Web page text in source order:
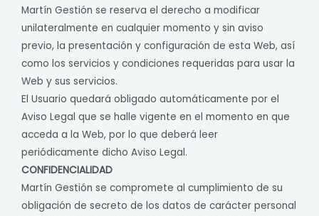
Martín Gestión se reserva el derecho a modificar
unilateralmente en cualquier momento y sin aviso
previo, la presentación y configuración de esta Web, así
como los servicios y condiciones requeridas para usar la
Web y sus servicios.
El Usuario quedará obligado automáticamente por el
Aviso Legal que se halle vigente en el momento en que
acceda a la Web, por lo que deberá leer
periódicamente dicho Aviso Legal.
CONFIDENCIALIDAD
Martín Gestión se compromete al cumplimiento de su
obligación de secreto de los datos de carácter personal